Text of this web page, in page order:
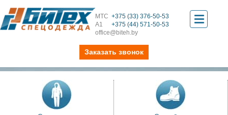
МТС +375 (33) 376-50-53
А1
+375 (44) 571-50-53
office@biteh.by
Toggle
Заказать звонок